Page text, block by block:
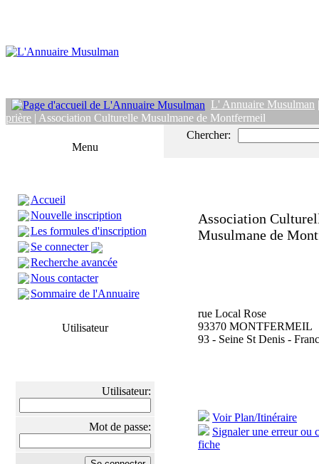
L' Annuaire Musulman
prière | Association Culturelle Musulmane de Montfermeil
Menu
Accueil
Nouvelle inscription
Les formules d'inscription
Se connecter
Recherche avancée
Nous contacter
Sommaire de l'Annuaire
Utilisateur
Utilisateur:
Mot de passe:
Chercher:
Association
Musulmane de
rue Local Rose
93370 MONTFERMEIL
93 - Seine St Denis -
Voir Plan/Itinéraire
Signaler une erreur ou
fiche